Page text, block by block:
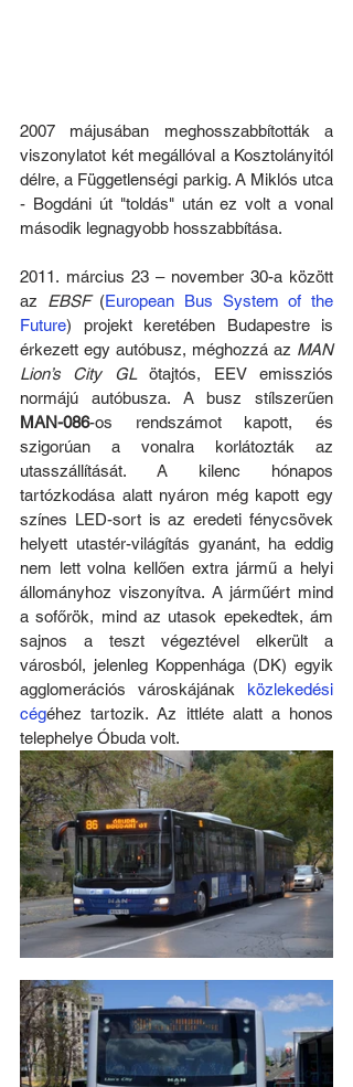
2007 májusában meghosszabbították a
viszonylatot két megállóval a Kosztolányitól
délre, a Függetlenségi parkig. A Miklós utca
- Bogdáni út "toldás" után ez volt a vonal
második legnagyobb hosszabbítása.
2011. március 23 – november 30-a között
az EBSF (European Bus System of the
Future) projekt keretében Budapestre is
érkezett egy autóbusz, méghozzá az MAN
Lion’s City GL ötajtós, EEV emissziós
MAN-086-os rendszámot kapott, és
szigorúan a vonalra korlátozták az
utasszállítását. A kilenc hónapos
tartózkodása alatt nyáron még kapott egy
színes LED-sort is az eredeti fénycsövek
helyett utastér-világítás gyanánt, ha eddig
nem lett volna kellően extra jármű a helyi
állományhoz viszonyítva. A járműért mind
a sofőrök, mind az utasok epekedtek, ám
sajnos a teszt végeztével elkerült a
városból, jelenleg Koppenhága (DK) egyik
agglomerációs városkájának közlekedési
cégéhez tartozik. Az ittléte alatt a honos
telephelye Óbuda volt.